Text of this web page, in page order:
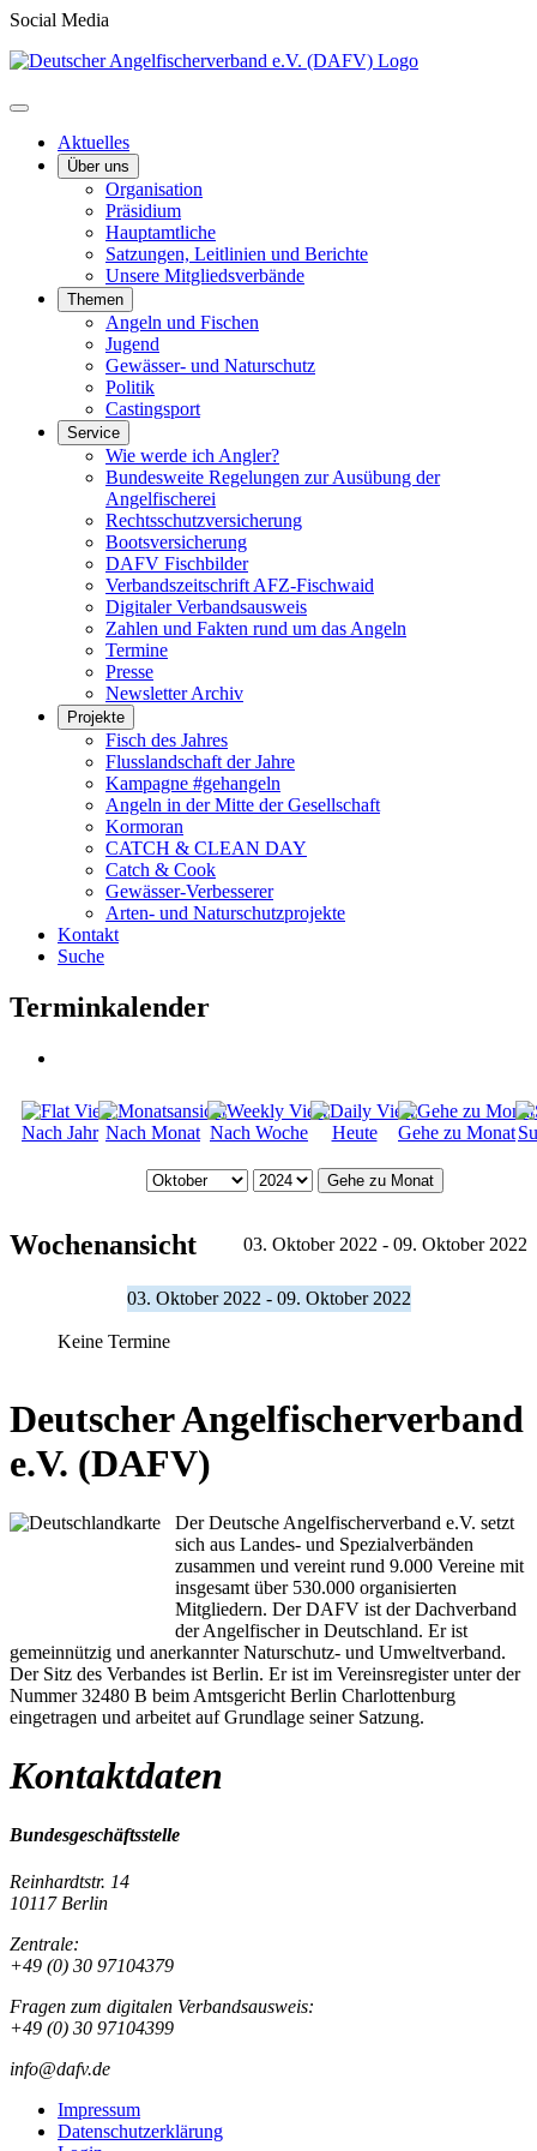
Social Media
Aktuelles
Über uns
Organisation
Präsidium
Hauptamtliche
Satzungen, Leitlinien und Berichte
Unsere Mitgliedsverbände
Themen
Angeln und Fischen
Jugend
Gewässer- und Naturschutz
Politik
Castingsport
Service
Wie werde ich Angler?
Bundesweite Regelungen zur Ausübung der
Angelfischerei
Rechtsschutzversicherung
Bootsversicherung
DAFV Fischbilder
Verbandszeitschrift AFZ-Fischwaid
Digitaler Verbandsausweis
Zahlen und Fakten rund um das Angeln
Termine
Presse
Newsletter Archiv
Projekte
Fisch des Jahres
Flusslandschaft der Jahre
Kampagne #gehangeln
Angeln in der Mitte der Gesellschaft
Kormoran
CATCH & CLEAN DAY
Catch & Cook
Gewässer-Verbesserer
Arten- und Naturschutzprojekte
Kontakt
Suche
Terminkalender
Nach Jahr Nach Monat Nach Woche Heute Gehe zu Monat
Gehe zu Monat
Wochenansicht 03. Oktober 2022 - 09. Oktober 2022
03. Oktober 2022 - 09. Oktober 2022
Keine Termine
Deutscher Angelfischerverband
e.V. (DAFV)
Der Deutsche Angelfischerverband e.V. setzt
sich aus Landes- und Spezialverbänden
zusammen und vereint rund 9.000 Vereine mit
insgesamt über 530.000 organisierten
Mitgliedern. Der DAFV ist der Dachverband
der Angelfischer in Deutschland. Er ist
gemeinnützig und anerkannter Naturschutz- und Umweltverband.
Der Sitz des Verbandes ist Berlin. Er ist im Vereinsregister unter der
Nummer 32480 B beim Amtsgericht Berlin Charlottenburg
eingetragen und arbeitet auf Grundlage seiner Satzung.
Kontaktdaten
Bundesgeschäftsstelle
Reinhardtstr. 14
10117 Berlin
Zentrale:
+49 (0) 30 97104379
Fragen zum digitalen Verbandsausweis:
+49 (0) 30 97104399
info@dafv.de
Impressum
Datenschutzerklärung